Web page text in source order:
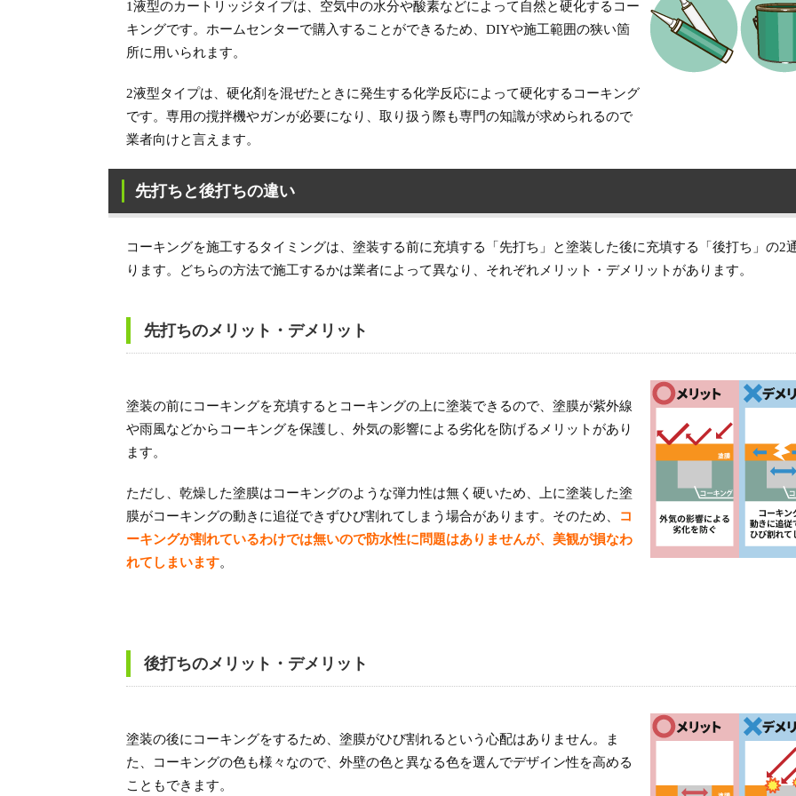
1液型のカートリッジタイプは、空気中の水分や酸素などによって自然と硬化するコー
キングです。ホームセンターで購入することができるため、DIYや施工範囲の狭い箇
所に用いられます。
2液型タイプは、硬化剤を混ぜたときに発生する化学反応によって硬化するコーキング
です。専用の撹拌機やガンが必要になり、取り扱う際も専門の知識が求められるので
業者向けと言えます。
先打ちと後打ちの違い
コーキングを施工するタイミングは、塗装する前に充填する「先打ち」と塗装した後に充填する「後打ち」の2
ります。どちらの方法で施工するかは業者によって異なり、それぞれメリット・デメリットがあります。
先打ちのメリット・デメリット
塗装の前にコーキングを充填するとコーキングの上に塗装できるので、塗膜が紫外線
や雨風などからコーキングを保護し、外気の影響による劣化を防げるメリットがあり
ます。
ただし、乾燥した塗膜はコーキングのような弾力性は無く硬いため、上に塗装した塗
膜がコーキングの動きに追従できずひび割れてしまう場合があります。そのため、
コ
ーキングが割れているわけでは無いので防水性に問題はありませんが、美観が損なわ
れてしまいます。
後打ちのメリット・デメリット
塗装の後にコーキングをするため、塗膜がひび割れるという心配はありません。ま
た、コーキングの色も様々なので、外壁の色と異なる色を選んでデザイン性を高める
こともできます。